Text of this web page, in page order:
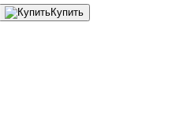
Купить